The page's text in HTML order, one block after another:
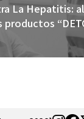
La Hepatitis: